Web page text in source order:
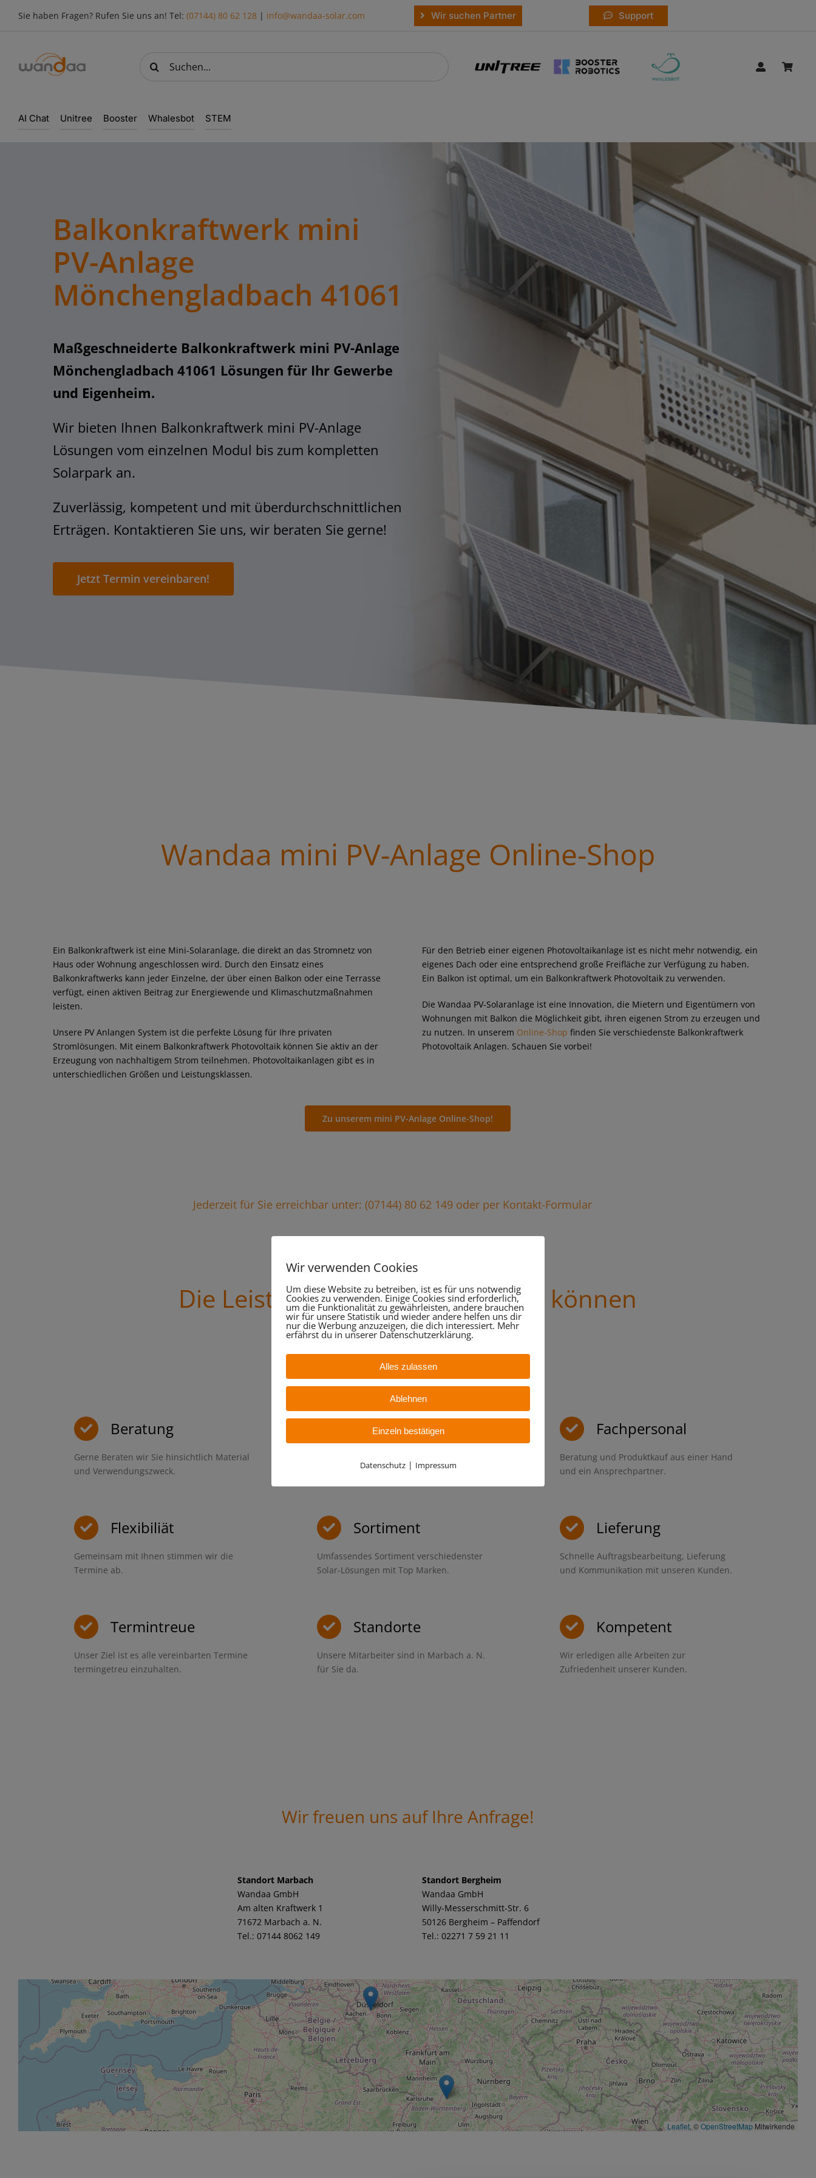
Sie haben Fragen? Rufen Sie uns an! Tel: (07144) 80 62 128| info@wandaa-solar.com Wir suchen Partner Support
nach:
AI Chat Unitree Booster Whalesbot STEM
Balkonkraftwerk mini
PV-Anlage
Mönchengladbach 41061
Maßgeschneiderte Balkonkraftwerk mini PV-Anlage
Mönchengladbach 41061 Lösungen für Ihr Gewerbe
und Eigenheim.
Wir bieten Ihnen Balkonkraftwerk mini PV-Anlage
Lösungen vom einzelnen Modul bis zum kompletten
Solarpark an.
Zuverlässig, kompetent und mit überdurchschnittlichen
Erträgen. Kontaktieren Sie uns, wir beraten Sie gerne!
Jetzt Termin vereinbaren!
Wandaa mini PV-Anlage Online-Shop
Ein Balkonkraftwerk ist eine Mini-Solaranlage, die direkt an das Stromnetz von
Haus oder Wohnung angeschlossen wird. Durch den Einsatz eines
Balkonkraftwerks kann jeder Einzelne, der über einen Balkon oder eine Terrasse
verfügt, einen aktiven Beitrag zur Energiewende und Klimaschutzmaßnahmen
leisten.
Unsere PV Anlangen System ist die perfekte Lösung für Ihre privaten
Stromlösungen. Mit einem Balkonkraftwerk Photovoltaik können Sie aktiv an der
Erzeugung von nachhaltigem Strom teilnehmen. Photovoltaikanlagen gibt es in
unterschiedlichen Größen und Leistungsklassen.
Für den Betrieb einer eigenen Photovoltaikanlage ist es nicht mehr notwendig, ein
eigenes Dach oder eine entsprechend große Freifläche zur Verfügung zu haben.
Ein Balkon ist optimal, um ein Balkonkraftwerk Photovoltaik zu verwenden.
Die Wandaa PV-Solaranlage ist eine Innovation, die Mietern und Eigentümern von
Wohnungen mit Balkon die Möglichkeit gibt, ihren eigenen Strom zu erzeugen und
zu nutzen. In unserem Online-Shop finden Sie verschiedenste Balkonkraftwerk
Photovoltaik Anlagen. Schauen Sie vorbei!
Zu unserem mini PV-Anlage Online-Shop!
Jederzeit für Sie erreichbar unter: (07144) 80 62 149 oder per Kontakt-Formular
Die Leistungen im Überblick, das können
wir für Sie tun:
Beratung
Gerne Beraten wir Sie hinsichtlich Material
und Verwendungszweck.
Qualität
Mitarbeiterkompetenz ist unser Anspruch.
Fachpersonal
Beratung und Produktkauf aus einer Hand
und ein Ansprechpartner.
Flexibiliät
Gemeinsam mit Ihnen stimmen wir die
Termine ab.
Sortiment
Umfassendes Sortiment verschiedenster
Solar-Lösungen mit Top Marken.
Lieferung
Schnelle Auftragsbearbeitung, Lieferung
und Kommunikation mit unseren Kunden.
Termintreue
Unser Ziel ist es alle vereinbarten Termine
termingetreu einzuhalten.
Standorte
Unsere Mitarbeiter sind in Marbach a. N.
für Sie da.
Kompetent
Wir erledigen alle Arbeiten zur
Zufriedenheit unserer Kunden.
Wir freuen uns auf Ihre Anfrage!
Standort Marbach
Wandaa GmbH
Am alten Kraftwerk 1
71672 Marbach a. N.
Tel.: 07144 8062 149
Standort Bergheim
Wandaa GmbH
Willy-Messerschmitt-Str. 6
50126 Bergheim – Paffendorf
Tel.: 02271 7 59 21 11
Leaflet , ©OpenStreetMapMitwirkende
Wir verwenden Cookies
Um diese Website zu betreiben, ist es für uns notwendig
Cookies zu verwenden. Einige Cookies sind erforderlich,
um die Funktionalität zu gewährleisten, andere brauchen
wir für unsere Statistik und wieder andere helfen uns dir
nur die Werbung anzuzeigen, die dich interessiert. Mehr
erfährst du in unserer Datenschutzerklärung.
Alles zulassen
Ablehnen
Einzeln bestätigen
Datenschutz| Impressum